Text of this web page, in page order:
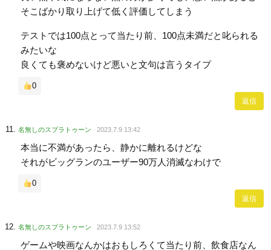
そこばかり取り上げて低く評価してしまう
テストでは100点とって当たり前、100点未満だと叱られる
みたいな
良くても褒めないけど悪いと文句は言うタイプ
0
返信
名無しのスプラトゥーン 2023.7.9 13:42
本当に不満があったら、静かに離れるけどな
それがビッグランのユーザー90万人消滅なわけで
0
返信
名無しのスプラトゥーン 2023.7.9 13:52
ゲームや映画なんかはおもしろくて当たり前、飲食店なん